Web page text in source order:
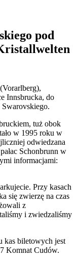
pod
Innsbrucka, do
tuż obok
w 1995 roku w
odwiedzana
Schonbrunn w
informacjami:
Przy kasach
się zwierzę na czas
z
i zwiedzaliśmy
kas biletowych jest
Komnat Cudów.